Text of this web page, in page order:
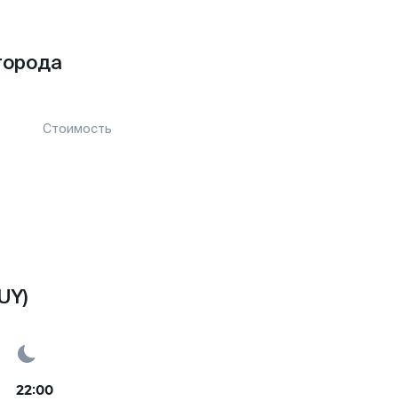
Стоимость
22:00